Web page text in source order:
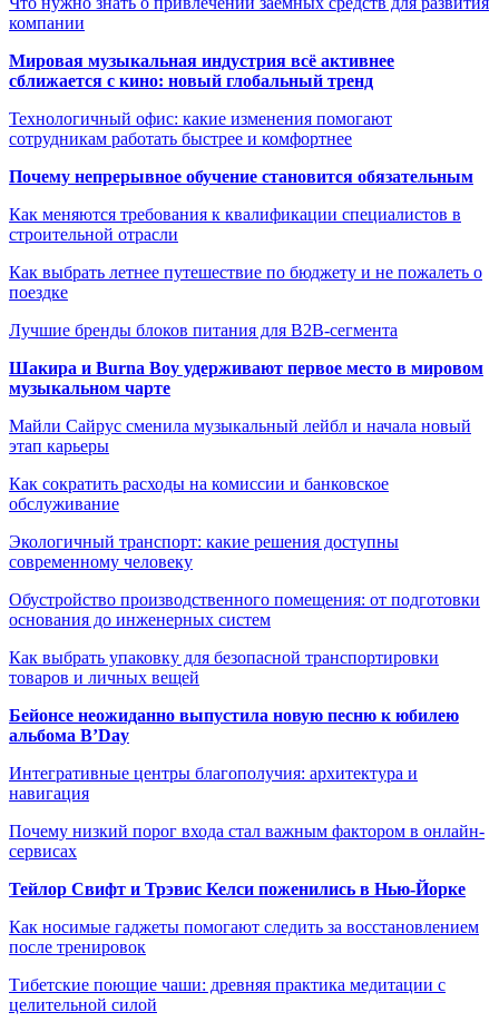
компании
Мировая музыкальная индустрия всё активнее
сближается с кино: новый глобальный тренд
Технологичный офис: какие изменения помогают
сотрудникам работать быстрее и комфортнее
Почему непрерывное обучение становится обязательным
Как меняются требования к квалификации специалистов в
строительной отрасли
Как выбрать летнее путешествие по бюджету и не пожалеть о
поездке
Лучшие бренды блоков питания для B2B-сегмента
Шакира и Burna Boy удерживают первое место в мировом
музыкальном чарте
Майли Сайрус сменила музыкальный лейбл и начала новый
этап карьеры
Как сократить расходы на комиссии и банковское
обслуживание
Экологичный транспорт: какие решения доступны
современному человеку
Обустройство производственного помещения: от подготовки
основания до инженерных систем
Как выбрать упаковку для безопасной транспортировки
товаров и личных вещей
Бейонсе неожиданно выпустила новую песню к юбилею
альбома B’Day
Интегративные центры благополучия: архитектура и
навигация
Почему низкий порог входа стал важным фактором в онлайн-
сервисах
Тейлор Свифт и Трэвис Келси поженились в Нью-Йорке
Как носимые гаджеты помогают следить за восстановлением
после тренировок
Тибетские поющие чаши: древняя практика медитации с
целительной силой